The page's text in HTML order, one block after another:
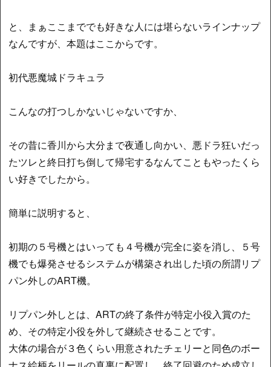
と、まぁここまででも好きな人には堪らないラインナップ
なんですが、本題はここからです。
初代悪魔城ドラキュラ
こんなの打つしかないじゃないですか、
その昔に香川から大分まで夜通し向かい、悪ドラ狂いだっ
たツレと終日打ち倒して帰宅するなんてこともやったくら
い好きでしたから。
簡単に説明すると、
初期の５号機とはいっても４号機が完全に姿を消し、５号
機でも爆発させるシステムが構築され出した頃の所謂リプ
パン外しのART機。
リプパン外しとは、ARTの終了条件が特定小役入賞のた
め、その特定小役を外して継続させることです。
大体の場合が３色くらい用意されたチェリーと同色のボー